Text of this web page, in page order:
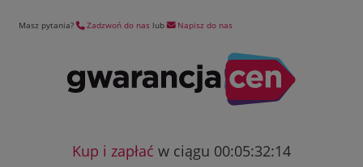
Masz pytania? Zadzwoń do nas lub Napisz do nas
Kup i zapłać w ciągu 00:05:32:13